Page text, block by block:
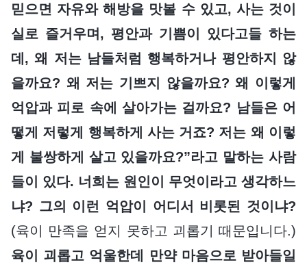
믿으면 자유와 해방을 맛볼 수 있고, 사는 것이
실로 즐거우며, 평안과 기쁨이 있다고들 하는
데, 왜 저는 남들처럼 행복하거나 평안하지 않
을까요? 왜 저는 기쁘지 않을까요? 왜 이렇게
억압과 피로 속에 살아가는 걸까요? 남들은 어
떻게 저렇게 행복하게 사는 거죠? 저는 왜 이렇
게 불쌍하게 살고 있을까요?”라고 말하는 사람
들이 있다. 너희는 원인이 무엇이라고 생각하느
냐? 그의 이런 억압이 어디서 비롯된 것이냐?
(육이 만족을 얻지 못하고 괴롭기 때문입니다.)
육이 괴롭고 억울한데 만약 마음으로 받아들일